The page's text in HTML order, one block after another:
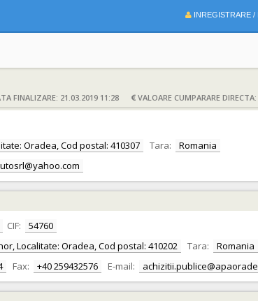
INREGISTRARE /
FINALIZARE: 21.03.2019 11:28 VALOARE CUMPARARE
Oradea, Cod postal: 410307 Tara:
Romania
CIF:
54760
Localitate: Oradea, Cod postal: 410202 Tara:
Romania
Fax: +40 259432576 E-mail: